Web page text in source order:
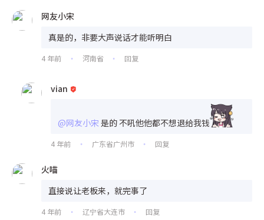
网友小宋
真是的，非要大声说话才能听明白
4 年前 • 河南省 • 回复
vian
@网友小宋 是的 不吼他他都不想退给我钱
4 年前 • 广东省广州市 • 回复
火喵
直接说让老板来，就完事了
4 年前 • 辽宁省大连市 • 回复